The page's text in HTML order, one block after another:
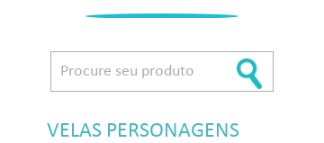
VELAS PERSONAGENS